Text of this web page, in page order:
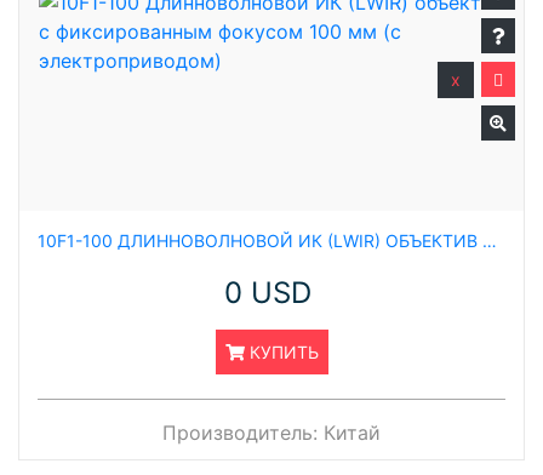
10F1-100 ДЛИННОВОЛНОВОЙ ИК (LWIR) ОБЪЕКТИВ С ФИКСИРОВАННЫМ ФОКУСОМ 100 ММ (С ЭЛЕКТРОПРИВОДОМ)
0 USD
КУПИТЬ
x
Производитель: Китай